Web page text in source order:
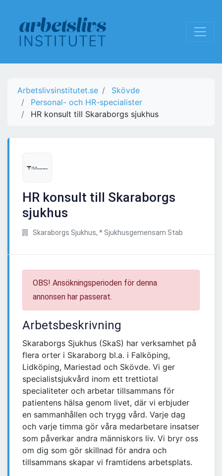
Arbetslivsinstitutet.se
Skövde
Personal- och HR-specialister
HR konsult till Skaraborgs sjukhus
HR konsult till Skaraborgs
sjukhus
Skaraborgs Sjukhus, * Sjukhusgemensam Stab
OBS! Ansökningsperioden för denna
annonsen har passerat.
Arbetsbeskrivning
Skaraborgs Sjukhus (SkaS) har verksamhet på
flera orter i Skaraborg bl.a. i Falköping,
Lidköping, Mariestad och Skövde. Vi ger
specialistsjukvård inom ett trettiotal
specialiteter och arbetar tillsammans för
patientens hälsa genom livet, där vi erbjuder
en sammanhållen och trygg vård. Varje dag
och varje timma gör våra medarbetare insatser
som påverkar andra människors liv. Vi bryr oss
om dig som gör skillnad för andra och
tillsammans skapar vi framtidens arbetsplats.